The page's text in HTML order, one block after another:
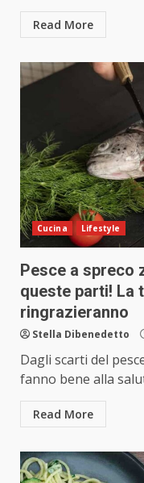
Read More
Cucina Lifestyle
Pesce a spreco
queste parti! La
ringrazieranno
Stella Dibenedetto
Dagli scarti del
fanno bene alla
Read More